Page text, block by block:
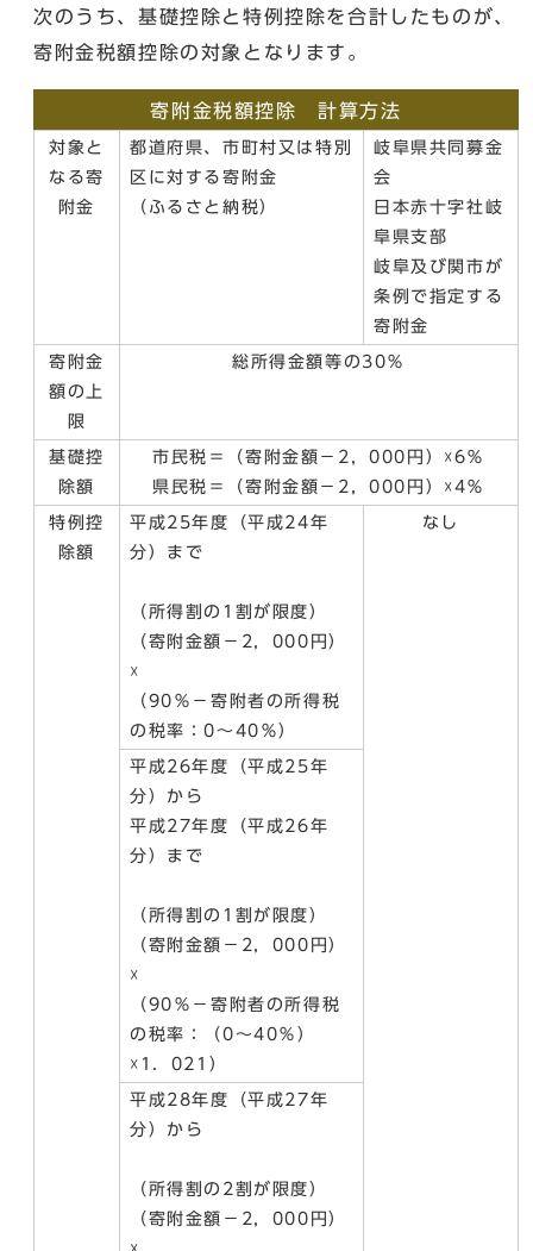
次のうち、基礎控除と特例控除を合計したものが、
寄附金税額控除の対象となります。
寄附金税額控除 計算方法
対象と
なる寄
附金
都道府県、市町村又は特別
区に対する寄附金
（ふるさと納税）
岐阜県共同募金
会
日本赤十字社岐
阜県支部
岐阜及び関市が
条例で指定する
寄附金
寄附金
額の上
限
総所得金額等の30％
基礎控
除額
市民税＝（寄附金額－2，000円）☓6％
県民税＝（寄附金額－2，000円）☓4％
特例控
除額
平成25年度（平成24年
分）まで
（所得割の1割が限度）
（寄附金額－2，000円）
☓
（90％－寄附者の所得税
の税率：0～40％）
なし
平成26年度（平成25年
分）から
平成27年度（平成26年
分）まで
（所得割の1割が限度）
（寄附金額－2，000円）
☓
（90％－寄附者の所得税
の税率：（0～40％）
☓1．021）
平成28年度（平成27年
分）から
（所得割の2割が限度）
（寄附金額－2，000円）